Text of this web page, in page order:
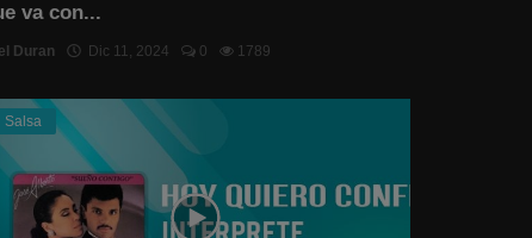
va con...
Duran Dic 11, 2024 0 1789
Salsa